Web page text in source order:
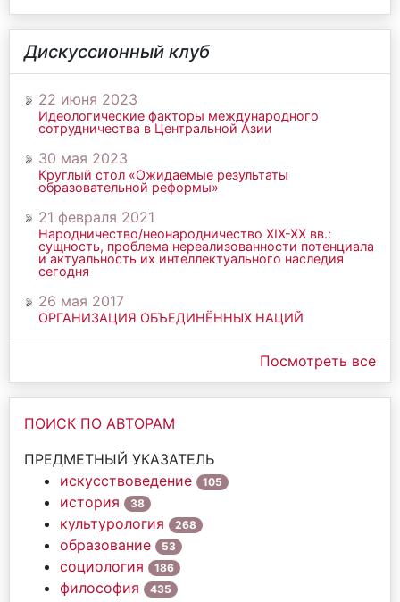
Дискуссионный клуб
22 июня 2023
Идеологические факторы международного
сотрудничества в Центральной Азии
30 мая 2023
Круглый стол «Ожидаемые результаты
образовательной реформы»
21 февраля 2021
Народничество/неонародничество ХIХ-ХХ вв.:
сущность, проблема нереализованности потенциала
и актуальность их интеллектуального наследия
сегодня
26 мая 2017
ОРГАНИЗАЦИЯ ОБЪЕДИНЁННЫХ НАЦИЙ
Посмотреть все
ПОИСК ПО АВТОРАМ
ПРЕДМЕТНЫЙ УКАЗАТЕЛЬ
искусствоведение
105
история 38
культурология 268
образование 53
социология 186
философия 435